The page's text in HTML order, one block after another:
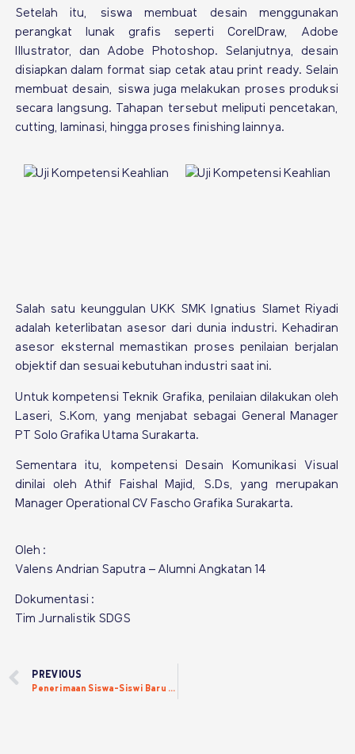
Setelah itu, siswa membuat desain menggunakan
perangkat lunak grafis seperti CorelDraw, Adobe
Illustrator, dan Adobe Photoshop. Selanjutnya, desain
disiapkan dalam format siap cetak atau print ready. Selain
membuat desain, siswa juga melakukan proses produksi
secara langsung. Tahapan tersebut meliputi pencetakan,
cutting, laminasi, hingga proses finishing lainnya.
Salah satu keunggulan UKK SMK Ignatius Slamet Riyadi
adalah keterlibatan asesor dari dunia industri. Kehadiran
asesor eksternal memastikan proses penilaian berjalan
objektif dan sesuai kebutuhan industri saat ini.
Untuk kompetensi Teknik Grafika, penilaian dilakukan oleh
Laseri, S.Kom, yang menjabat sebagai General Manager
PT Solo Grafika Utama Surakarta.
Sementara itu, kompetensi Desain Komunikasi Visual
dinilai oleh Athif Faishal Majid, S.Ds, yang merupakan
Manager Operational CV Fascho Grafika Surakarta.
Oleh :
Valens Andrian Saputra – Alumni Angkatan 14
Dokumentasi :
Tim Jurnalistik SDGS
PREVIOUS
Penerimaan Siswa-Siswi Baru Tahun Ajaran 2026-2027